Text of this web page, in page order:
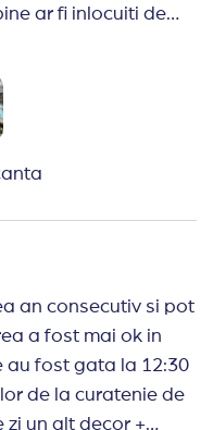
excelenta.
an consecutiv si pot
a fost mai ok in
au fost gata la 12:30
de la curatenie de
un alt decor +